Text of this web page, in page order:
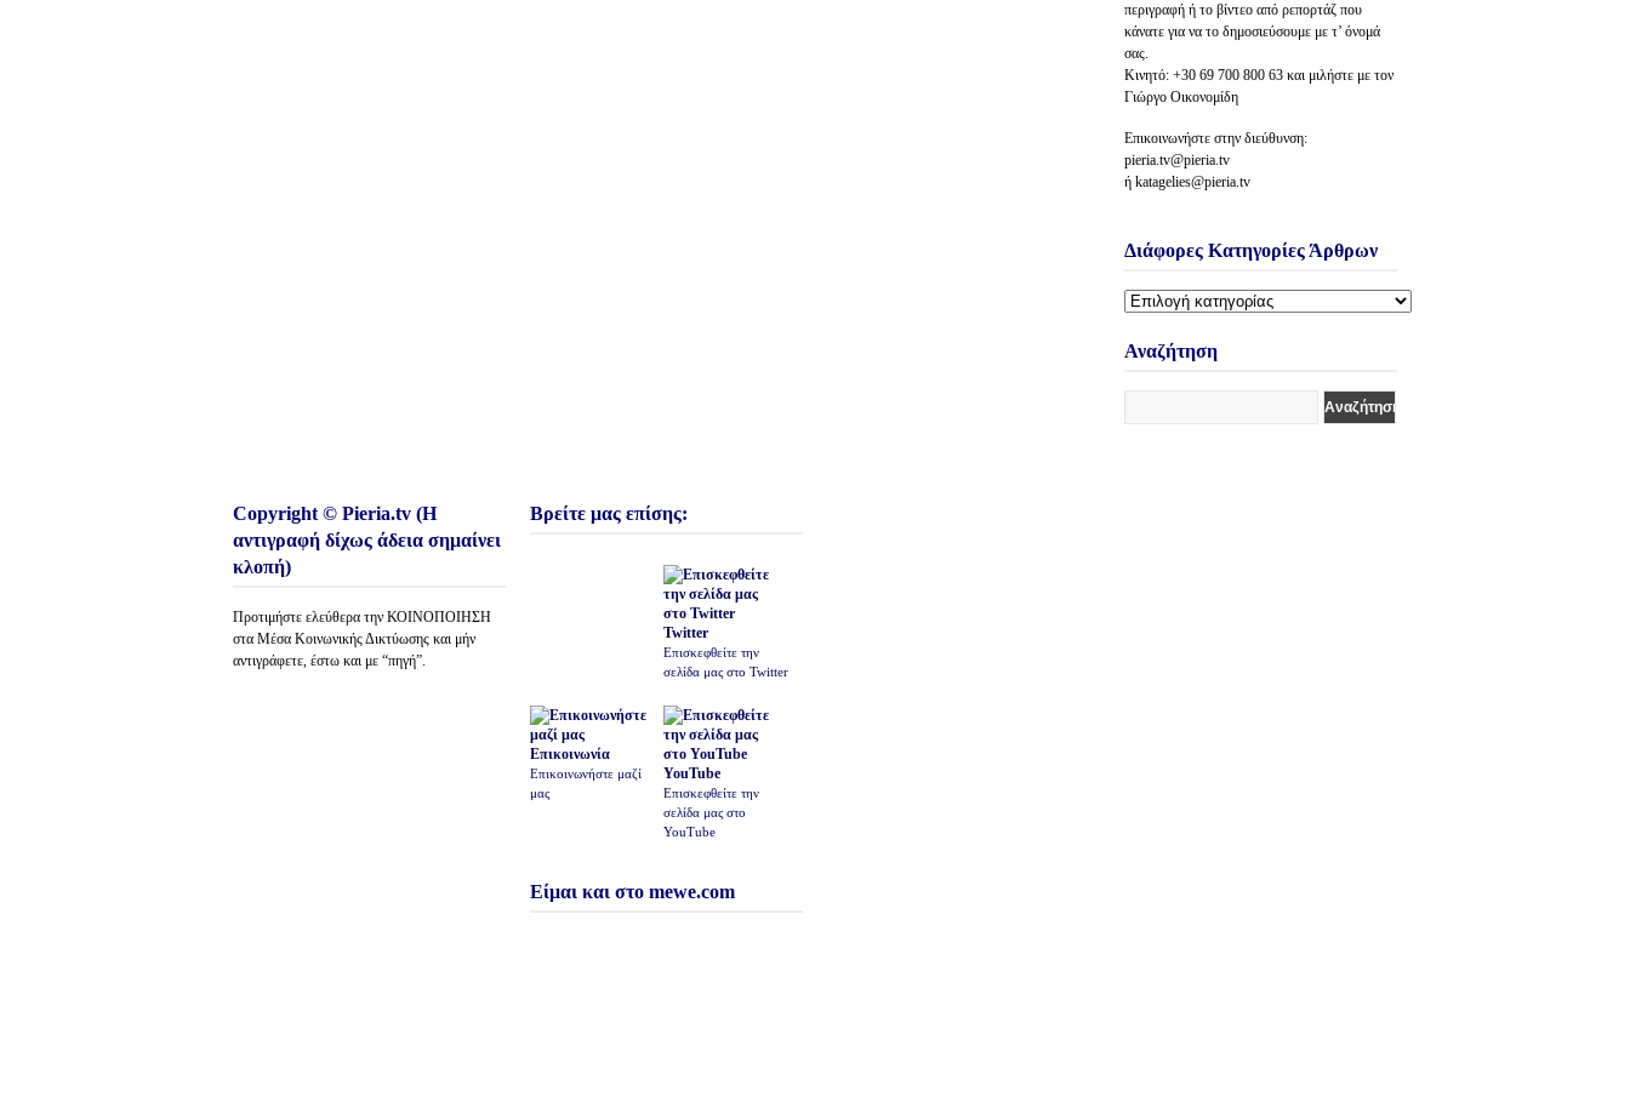
περιγραφή ή το βίντεο από ρεπορτάζ που
κάνατε για να το δημοσιεύσουμε με τ’ όνομά
σας.
Κινητό: +30 69 700 800 63 και μιλήστε με τον
Γιώργο Οικονομίδη
Επικοινωνήστε στην διεύθυνση:
pieria.tv@pieria.tv
ή katagelies@pieria.tv
Διάφορες Κατηγορίες Άρθρων
Διάφορες
Άρθρων
Αναζήτηση
Copyright © Pieria.tv (Η
αντιγραφή δίχως άδεια σημαίνει
κλοπή)
Προτιμήστε ελεύθερα την ΚΟΙΝΟΠΟΙΗΣΗ
στα Μέσα Κοινωνικής Δικτύωσης και μήν
αντιγράφετε, έστω και με “πηγή”.
Βρείτε μας επίσης:
Twitter
Επισκεφθείτε την
σελίδα μας στο Twitter
Επικοινωνία
Επικοινωνήστε μαζί
μας
YouTube
Επισκεφθείτε την
σελίδα μας στο
YouTube
Είμαι και στο mewe.com